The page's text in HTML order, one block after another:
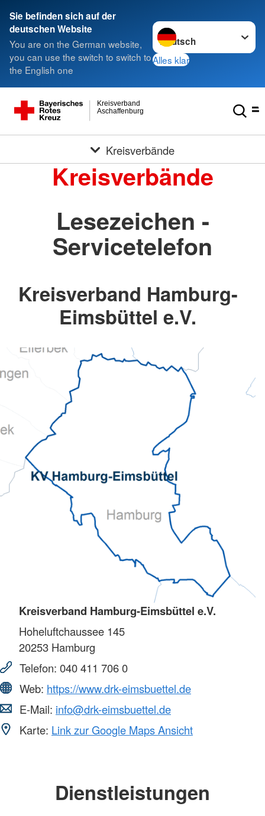
Sie befinden sich auf der
deutschen Website
You are on the German website,
you can use the switch to switch to
the English one
Sprache wechseln zu
Alles klar
Aschaffenburg
Kreisverband
Kreisverbände
Kreisverbände
Lesezeichen -
Servicetelefon
Kreisverband Hamburg-
Eimsbüttel e.V.
Kreisverband Hamburg-Eimsbüttel e.V.
Hoheluftchaussee 145
20253 Hamburg
Telefon: 040 411 706 0
Web: https://www.drk-eimsbuettel.de
E-Mail: info@drk-eimsbuettel.de
Karte: Link zur Google Maps Ansicht
Dienstleistungen